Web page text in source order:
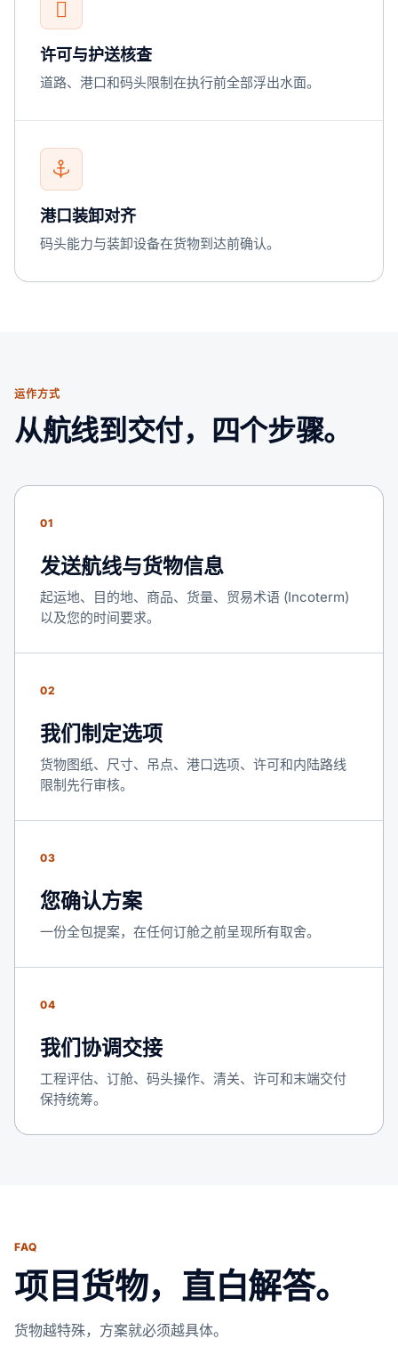
许可与护送核查
道路、港口和码头限制在执行前全部浮出水面。
港口装卸对齐
码头能力与装卸设备在货物到达前确认。
运作方式
从航线到交付，四个步骤。
01
发送航线与货物信息
起运地、目的地、商品、货量、贸易术语 (Incoterm)
以及您的时间要求。
02
我们制定选项
货物图纸、尺寸、吊点、港口选项、许可和内陆路线
限制先行审核。
03
您确认方案
一份全包提案，在任何订舱之前呈现所有取舍。
04
我们协调交接
工程评估、订舱、码头操作、清关、许可和末端交付
保持统筹。
FAQ
项目货物，直白解答。
货物越特殊，方案就必须越具体。